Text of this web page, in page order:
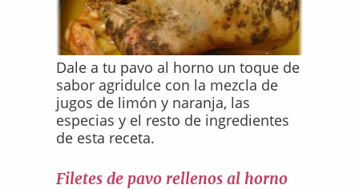
Dale a tu pavo al horno un toque de
sabor agridulce con la mezcla de
jugos de limón y naranja, las
especias y el resto de ingredientes
de esta receta.
Filetes de pavo rellenos al horno